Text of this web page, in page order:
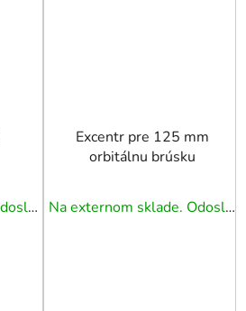
Na externom sklade. Odoslanie 3 - 5 prac. dní.
Excentr pre 125 mm
orbitálnu brúsku
Na externom sklade. Odoslanie 3 - 5 prac. dní.